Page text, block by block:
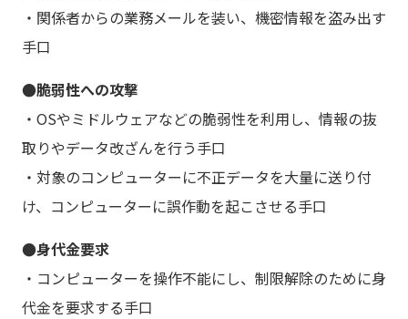
・関係者からの業務メールを装い、機密情報を盗み出す
手口
●脆弱性への攻撃
・OSやミドルウェアなどの脆弱性を利用し、情報の抜
取りやデータ改ざんを行う手口
・対象のコンピューターに不正データを大量に送り付
け、コンピューターに誤作動を起こさせる手口
●身代金要求
・コンピューターを操作不能にし、制限解除のために身
代金を要求する手口